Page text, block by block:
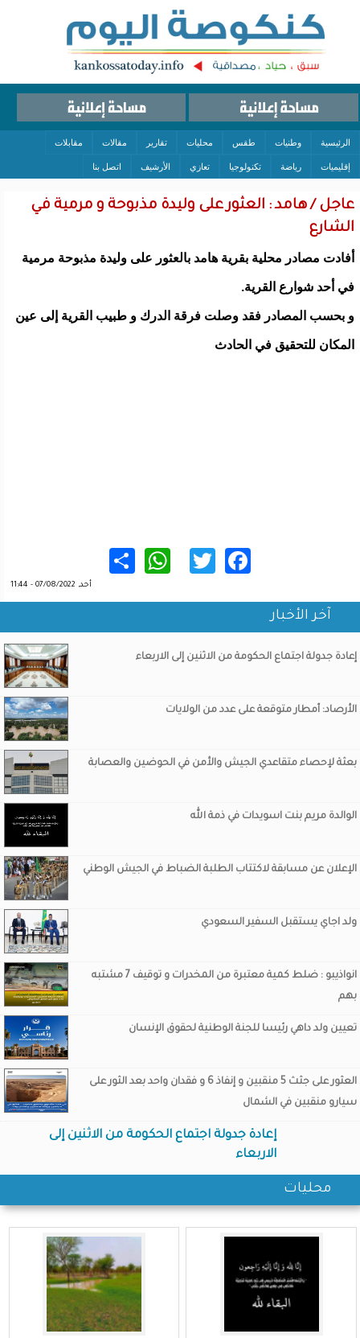
الرئيسية وطنيات طقس محليات تقارير مقالات مقابلات
إقليميات رياضة تكنولوجيا تعازي الأرشيف اتصل بنا
عاجل / هامد : العثور على وليدة مذبوحة و مرمية في
الشارع
أفادت مصادر محلية بقرية هامد بالعثور على وليدة مذبوحة مرمية
في أحد شوارع القرية.
و بحسب المصادر فقد وصلت فرقة الدرك و طبيب القرية إلى عين
المكان للتحقيق في الحادث
Facebook
Twitter
WhatsApp
أحد, 07/08/2022 - 11:44
آخر الأخبار
إعادة جدولة اجتماع الحكومة من الاثنين إلى الاربعاء
الأرصاد: أمطار متوقعة على عدد من الولايات
بعثة لإحصاء متقاعدي الجيش والأمن في الحوضين والعصابة
الوالدة مريم بنت اسويدات في ذمة الله
الإعلان عن مسابقة لاكتتاب الطلبة الضباط في الجيش الوطني
ولد اجاي يستقبل السفير السعودي
انواذيبو : ضلط كمية معتبرة من المخدرات و توقيف 7 مشتبه
بهم
تعيين ولد داهي رئيسا للجنة الوطنية لحقوق الإنسان
العثور على جثث 5 منقبين و إنفاذ 6 و فقدان واحد بعد الثور على
سيارو منقبين في الشمال
إعادة جدولة اجتماع الحكومة من الاثنين إلى
الاربعاء
محليات